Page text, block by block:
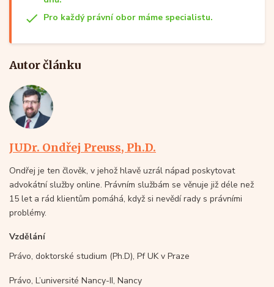
Pro každý právní obor máme specialistu.
Autor článku
JUDr. Ondřej Preuss, Ph.D.
Ondřej je ten člověk, v jehož hlavě uzrál nápad poskytovat
advokátní služby online. Právním službám se věnuje již déle než
15 let a rád klientům pomáhá, když si nevědí rady s právními
problémy.
Vzdělání
Právo, doktorské studium (Ph.D), Pf UK v Praze
Právo, L’université Nancy-II, Nancy